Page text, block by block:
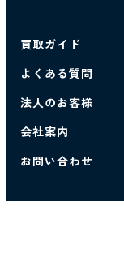
買取ガイド
よくある質問
法人のお客様
会社案内
お問い合わせ